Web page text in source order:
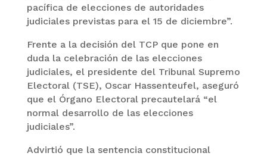
pacífica de elecciones de autoridades
judiciales previstas para el 15 de diciembre”.
Frente a la decisión del TCP que pone en
duda la celebración de las elecciones
judiciales, el presidente del Tribunal Supremo
Electoral (TSE), Oscar Hassenteufel, aseguró
que el Órgano Electoral precautelará “el
normal desarrollo de las elecciones
judiciales”.
Advirtió que la sentencia constitucional